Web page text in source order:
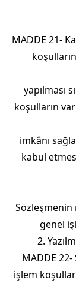
MADDE 21-
yapılması
koşulların
imkânı
kabul
Sözleşmenin
genel
2.
MADDE 22-
işlem